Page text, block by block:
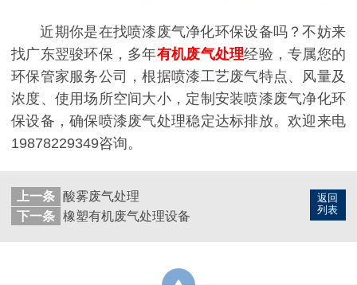
近期你是在找喷漆废气净化环保设备吗？不妨来
找广东翌骏环保，多年有机废气处理经验，专属您的
环保管家服务公司，根据喷漆工艺废气特点、风量及
浓度、使用场所空间大小，定制安装喷漆废气净化环
保设备，确保喷漆废气处理稳定达标排放。欢迎来电
19878229349咨询。
返回
列表
上一条 酸雾废气处理
下一条 橡塑有机废气处理设备